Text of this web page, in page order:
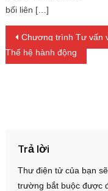
bối liên […]
Điều
Chương trình Tư vấn
Thế hệ hành động
Trả lời
Thư điện tử của bạn
trường bắt buộc được